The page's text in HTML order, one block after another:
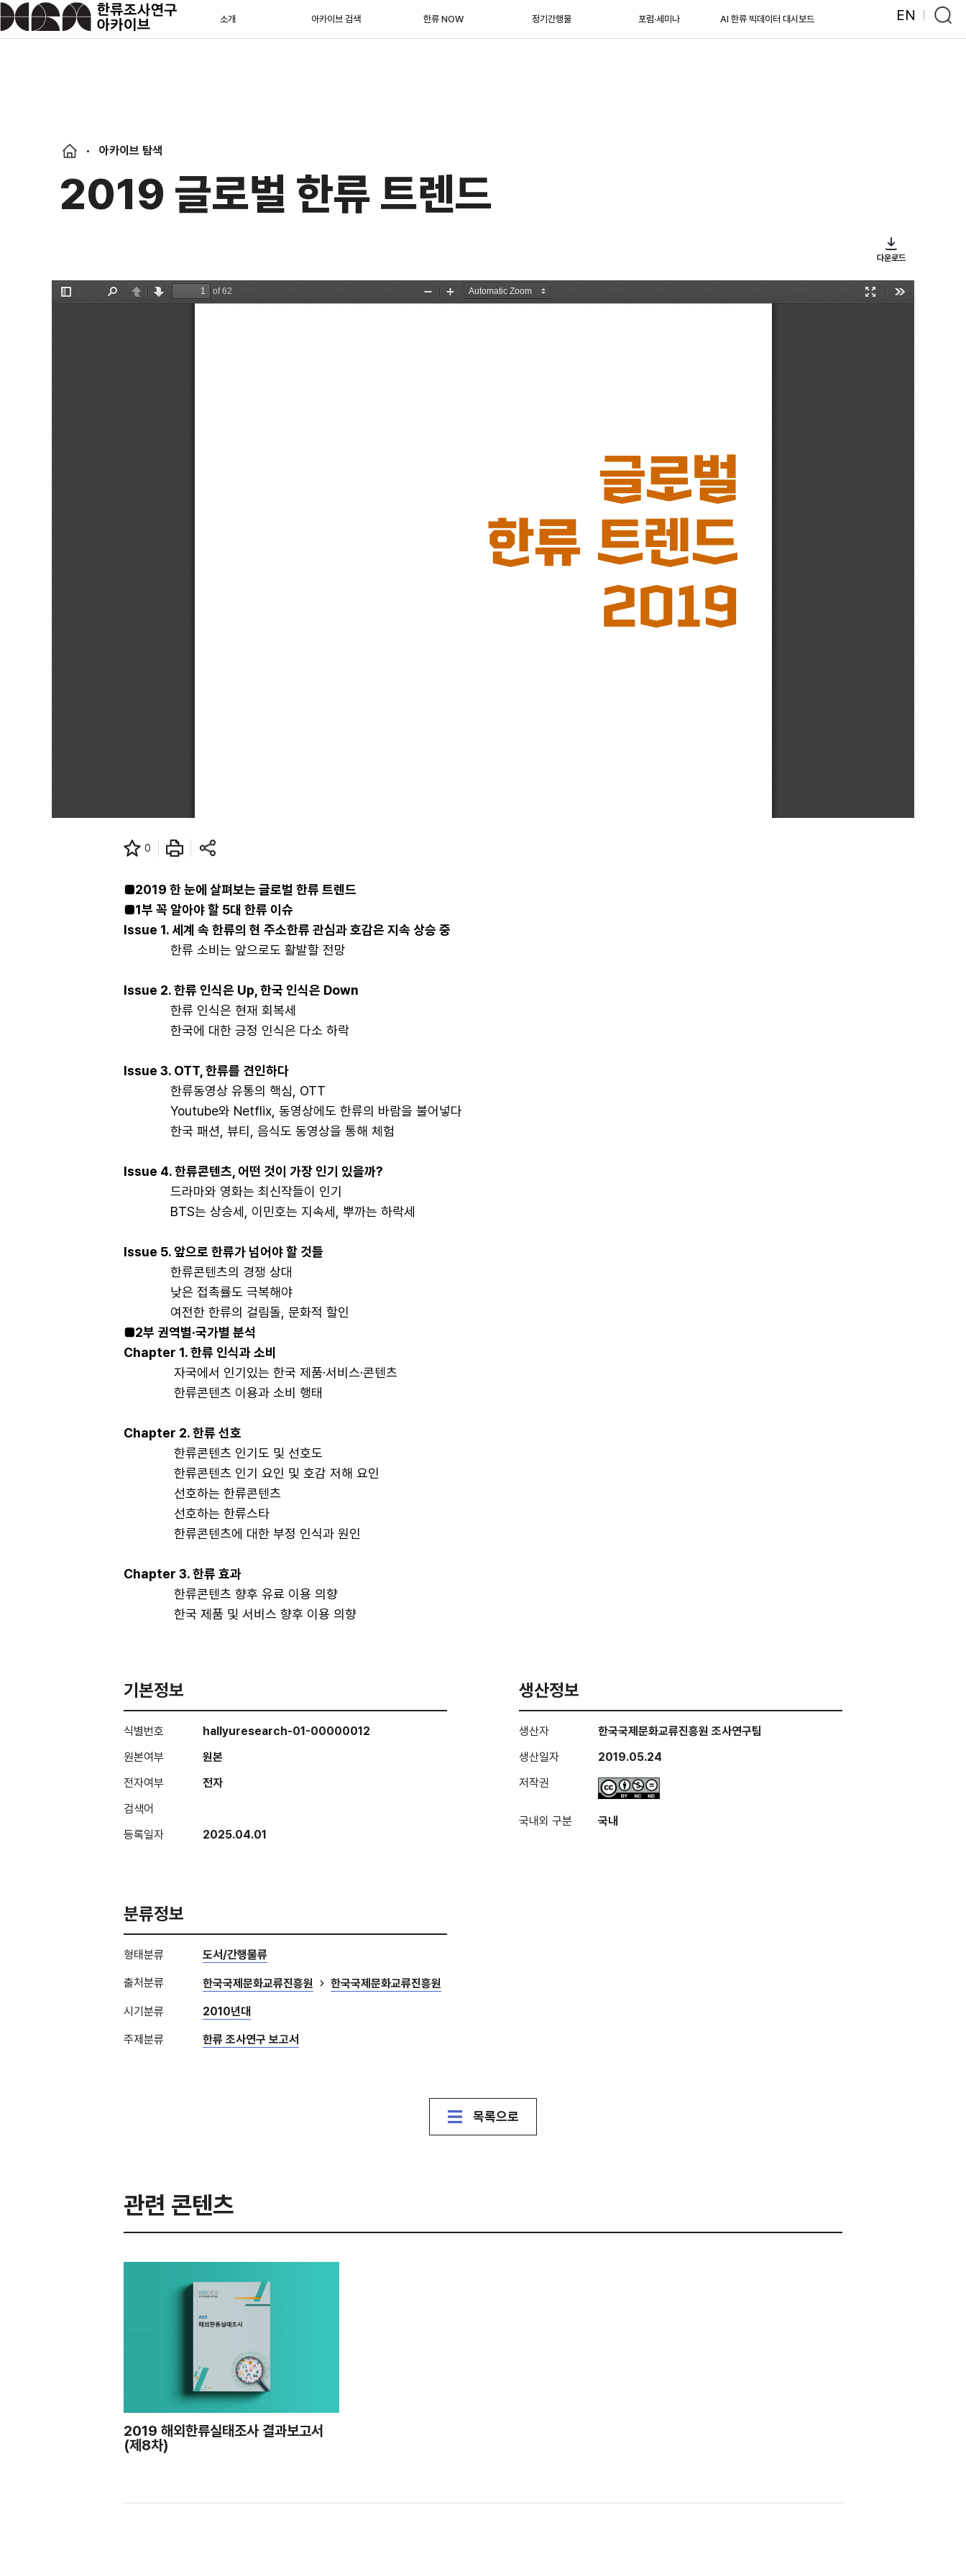
소개 아카이브 검색 한류 NOW 정기간행물 포럼·세미나 AI 한류 빅데이터 대시보드 EN
아카이브 탐색
2019 글로벌 한류 트렌드
다운로드
0
■2019 한 눈에 살펴보는 글로벌 한류 트렌드
■1부 꼭 알아야 할 5대 한류 이슈
Issue 1. 세계 속 한류의 현 주소한류 관심과 호감은 지속 상승 중
한류 소비는 앞으로도 활발할 전망
Issue 2. 한류 인식은 Up, 한국 인식은 Down
한류 인식은 현재 회복세
한국에 대한 긍정 인식은 다소 하락
Issue 3. OTT, 한류를 견인하다
한류동영상 유통의 핵심, OTT
Youtube와 Netflix, 동영상에도 한류의 바람을 불어넣다
한국 패션, 뷰티, 음식도 동영상을 통해 체험
Issue 4. 한류콘텐츠, 어떤 것이 가장 인기 있을까?
드라마와 영화는 최신작들이 인기
BTS는 상승세, 이민호는 지속세, 뿌까는 하락세
Issue 5. 앞으로 한류가 넘어야 할 것들
한류콘텐츠의 경쟁 상대
낮은 접촉률도 극복해야
여전한 한류의 걸림돌, 문화적 할인
■2부 권역별·국가별 분석
Chapter 1. 한류 인식과 소비
자국에서 인기있는 한국 제품·서비스·콘텐츠
한류콘텐츠 이용과 소비 행태
Chapter 2. 한류 선호
한류콘텐츠 인기도 및 선호도
한류콘텐츠 인기 요인 및 호감 저해 요인
선호하는 한류콘텐츠
선호하는 한류스타
한류콘텐츠에 대한 부정 인식과 원인
Chapter 3. 한류 효과
한류콘텐츠 향후 유료 이용 의향
한국 제품 및 서비스 향후 이용 의향
기본정보
식별번호
hallyuresearch-01-00000012
원본여부
원본
전자여부
전자
검색어
등록일자
2025.04.01
생산정보
생산자
한국국제문화교류진흥원 조사연구팀
생산일자
2019.05.24
저작권
국내외 구분 국내
분류정보
형태분류 도서/간행물류
출처분류 한국국제문화교류진흥원 한국국제문화교류진흥원
시기분류 2010년대
주제분류 한류 조사연구 보고서
목록으로
관련 콘텐츠
2019 해외한류실태조사 결과보고서
(제8차)